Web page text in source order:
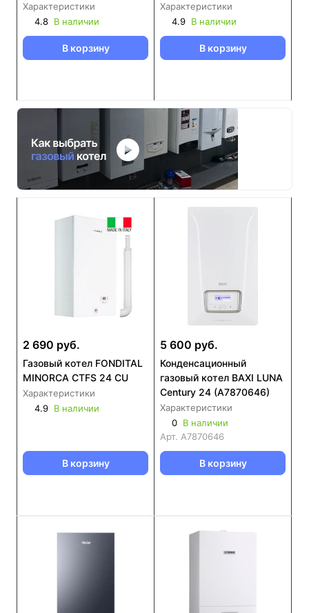
Характеристики
4.8 В наличии
В корзину
Характеристики
4.9 В наличии
В корзину
2 690 руб.
Газовый котел FONDITAL
MINORCA CTFS 24 CU
Характеристики
4.9 В наличии
В корзину
5 600 руб.
Конденсационный
газовый котел BAXI LUNA
Century 24 (А7870646)
Характеристики
0 В наличии
Арт. А7870646
В корзину